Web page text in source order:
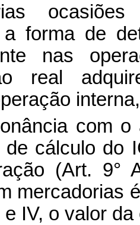
a forma de
nas
real
com
cálculo do
(Art. 9°
mercadorias
e IV, o valor